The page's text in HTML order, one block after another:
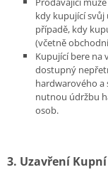
kdy kupující svůj
případě, kdy
(včetně
Kupující bere na
dostupný
hardwarového
nutnou údržbu
osob.
3. Uzavření